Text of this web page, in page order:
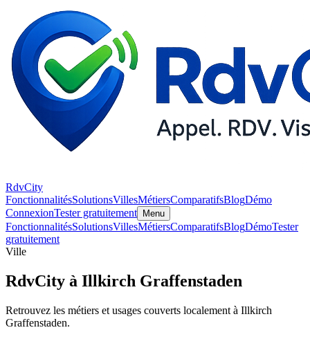
RdvCity
FonctionnalitésSolutionsVillesMétiersComparatifsBlogDémo
ConnexionTester gratuitement Menu
FonctionnalitésSolutionsVillesMétiersComparatifsBlogDémoTester
gratuitement
Ville
RdvCity à Illkirch Graffenstaden
Retrouvez les métiers et usages couverts localement à Illkirch
Graffenstaden.